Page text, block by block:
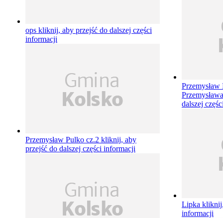
ops kliknij, aby przejść do dalszej części
informacji
Przemysław Pulko cz.2 kliknij, aby
przejść do dalszej części informacji
dalszej
Lipka
informacji